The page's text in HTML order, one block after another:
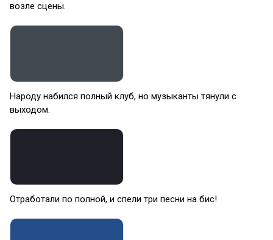
возле сцены.
Народу набился полный клуб, но музыканты тянули с
выходом.
Отработали по полной, и спели три песни на бис!